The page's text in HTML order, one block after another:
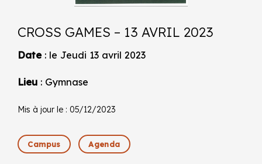
CROSS GAMES – 13 AVRIL 2023
Date: le Jeudi 13 avril 2023
Lieu : Gymnase
Mis à jour le : 05/12/2023
Campus Agenda